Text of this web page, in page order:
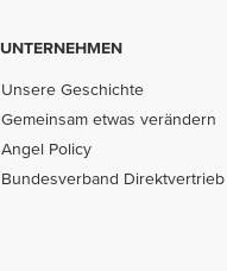
UNTERNEHMEN
Unsere Geschichte
Gemeinsam etwas verändern
Angel Policy
Bundesverband Direktvertrieb